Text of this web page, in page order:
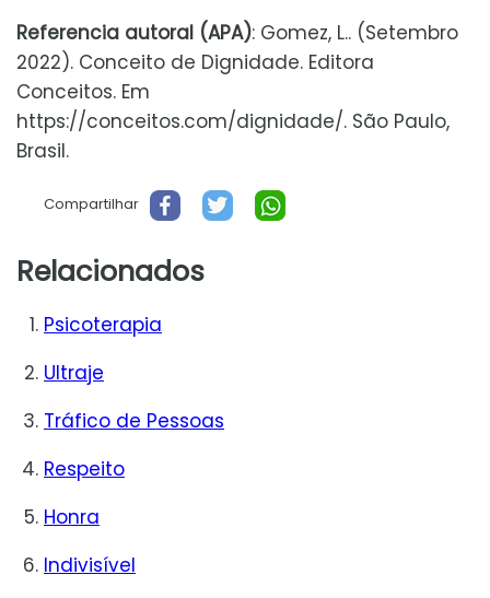
Referencia autoral (APA): Gomez, L.. (Setembro
2022). Conceito de Dignidade. Editora
Conceitos. Em
https://conceitos.com/dignidade/. São Paulo,
Brasil.
Compartilhar
Relacionados
Psicoterapia
Ultraje
Tráfico de Pessoas
Respeito
Honra
Indivisível